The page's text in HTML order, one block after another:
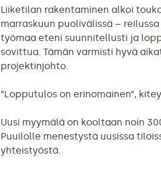
Liiketilan rakentaminen alkoi
marraskuun puolivälissä –
työmaa eteni suunnitellusti ja
sovittua. Tämän varmisti hyvä
projektinjohto.
”Lopputulos on erinomainen”,
Uusi myymälä on kooltaan noin
Puuilolle menestystä uusissa
yhteistyöstä.